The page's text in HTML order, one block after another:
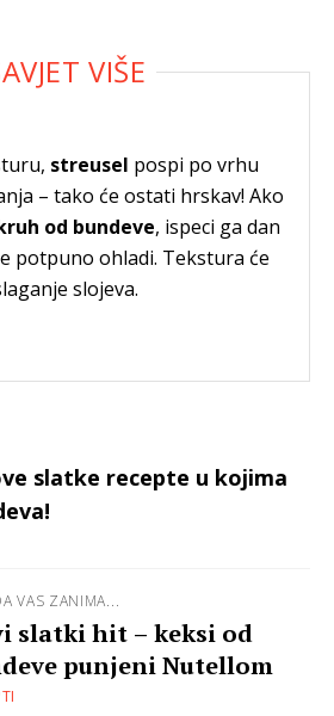
streusel pospi po vrhu
– tako će ostati hrskav! Ako
od bundeve, ispeci ga dan
potpuno ohladi. Tekstura će
slojeva.
slatke recepte u kojima
VAS ZANIMA...
slatki hit – keksi od
punjeni Nutellom